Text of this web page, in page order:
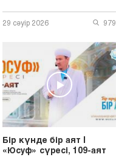
29 сәуір 2026 979
Бір күнде бір аят |
«Юсуф» сүресі, 109-аят